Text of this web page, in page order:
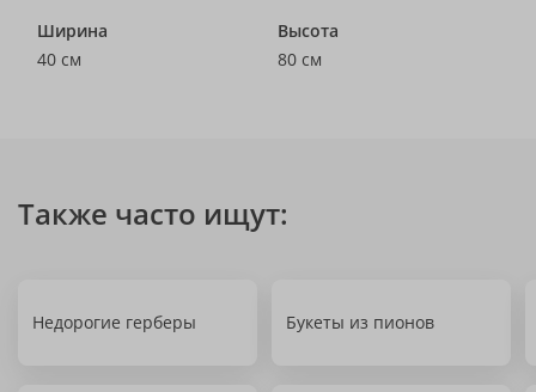
Ширина
40 см
Высота
80 см
Также часто ищут:
Недорогие герберы Букеты из пионов